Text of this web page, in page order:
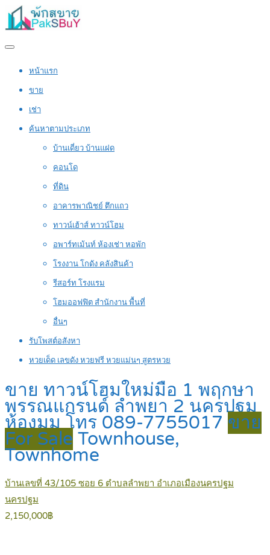
หน้าแรก
ขาย
เช่า
ค้นหาตามประเภท
บ้านเดี่ยว บ้านแฝด
คอนโด
ที่ดิน
อาคารพาณิชย์ ตึกแถว
ทาวน์เฮ้าส์ ทาวน์โฮม
อพาร์ทเม้นท์ ห้องเช่า หอพัก
โรงงาน โกดัง คลังสินค้า
รีสอร์ท โรงแรม
โฮมออฟฟิต สำนักงาน พื้นที่
อื่นๆ
รับโพสต์อสังหา
หวยเด็ด เลขดัง หวยฟรี หวยแม่นๆ สูตรหวย
ขาย ทาวน์โฮมใหม่มือ 1 พฤกษา
พรรณแกรนด์ ลำพยา 2 นครปฐม
ห้องมุม โทร 089-7755017 ขาย
For Sale Townhouse,
Townhome
บ้านเลขที่ 43/105 ซอย 6 ตำบลลำพยา อำเภอเมืองนครปฐม
นครปฐม
2,150,000฿